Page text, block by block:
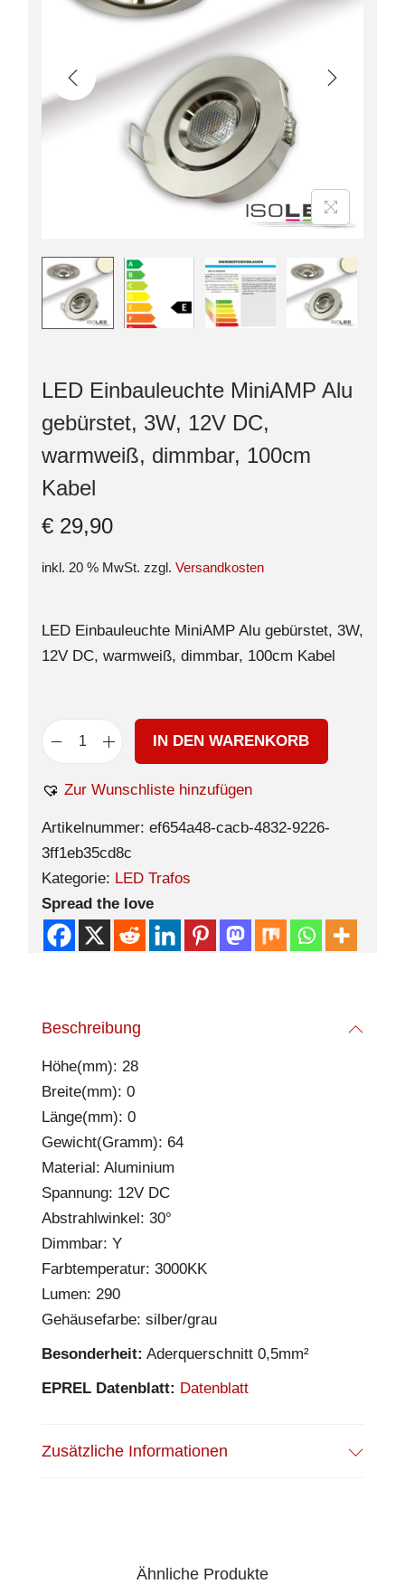
LED Einbauleuchte MiniAMP Alu
gebürstet, 3W, 12V DC,
warmweiß, dimmbar, 100cm
Kabel
€ 29,90
inkl. 20 % MwSt. zzgl. Versandkosten
LED Einbauleuchte MiniAMP Alu gebürstet, 3W,
12V DC, warmweiß, dimmbar, 100cm Kabel
IN DEN WARENKORB
Zur Wunschliste hinzufügen
Artikelnummer: ef654a48-cacb-4832-9226-
3ff1eb35cd8c
Kategorie: LED Trafos
Spread the love
Beschreibung
Höhe(mm): 28
Breite(mm): 0
Länge(mm): 0
Gewicht(Gramm): 64
Material: Aluminium
Spannung: 12V DC
Abstrahlwinkel: 30°
Dimmbar: Y
Farbtemperatur: 3000KK
Lumen: 290
Gehäusefarbe: silber/grau
Besonderheit: Aderquerschnitt 0,5mm²
EPREL Datenblatt: Datenblatt
Zusätzliche Informationen
Ähnliche Produkte